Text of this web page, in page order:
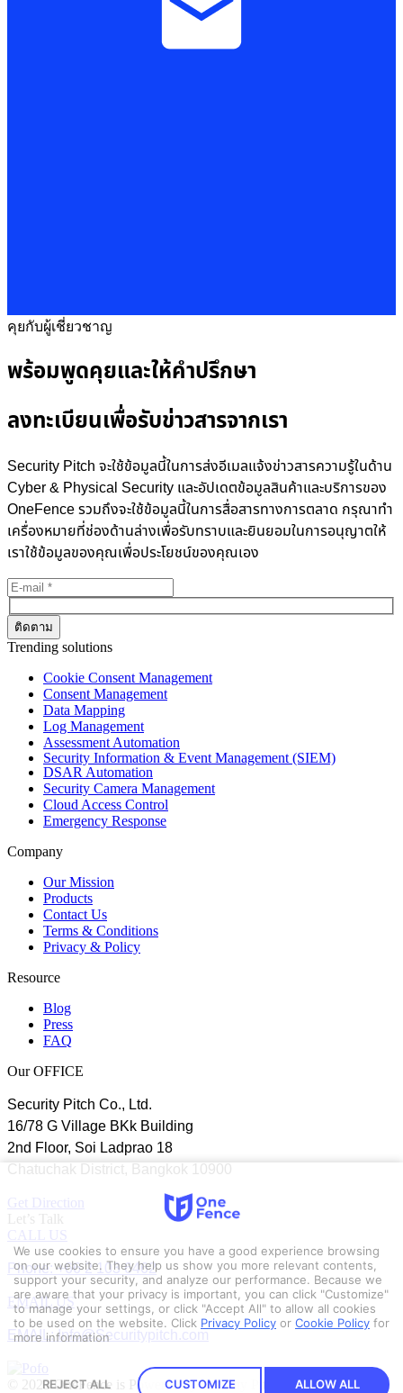
คุยกับผู้เชี่ยวชาญ
พร้อมพูดคุยและให้คำปรึกษา
ลงทะเบียนเพื่อรับข่าวสารจากเรา
Security Pitch จะใช้ข้อมูลนี้ในการส่งอีเมลแจ้งข่าวสารความรู้ในด้าน
Cyber & Physical Security และอัปเดตข้อมูลสินค้าและบริการของ
OneFence รวมถึงจะใช้ข้อมูลนี้ในการสื่อสารทางการตลาด กรุณาทำ
เครื่องหมายที่ช่องด้านล่างเพื่อรับทราบและยินยอมในการอนุญาตให้
เราใช้ข้อมูลของคุณเพื่อประโยชน์ของคุณเอง
Trending solutions
Cookie Consent Management
Consent Management
Data Mapping
Log Management
Assessment Automation
Security Information & Event Management (SIEM)
DSAR Automation
Security Camera Management
Cloud Access Control
Emergency Response
Company
Our Mission
Products
Contact Us
Terms & Conditions
Privacy & Policy
Resource
Blog
Press
FAQ
Our OFFICE
Security Pitch Co., Ltd.
16/78 G Village BKk Building
2nd Floor, Soi Ladprao 18
Chatuchak District, Bangkok 10900
Get Direction
Let’s Talk
CALL US
Phone: +66 2 103 6462
EMAIL US
EMAIL: Info@Securitypitch.com
© 2023 OneFence is Powered by Security Pitch.
We use cookies to ensure you have a good experience browsing
on our website. They help us show you more relevant contents,
support your security, and analyze our performance. Because we
are aware that your privacy is important, you can click "Customize"
to manage your settings, or click "Accept All" to allow all cookies
to be used on the website. Click Privacy Policy or Cookie Policy for
more information
REJECT ALL CUSTOMIZE ALLOW ALL